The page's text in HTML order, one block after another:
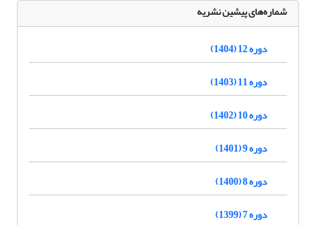
شماره‌های پیشین نشریه
دوره 12 (1404)
دوره 11 (1403)
دوره 10 (1402)
دوره 9 (1401)
دوره 8 (1400)
دوره 7 (1399)